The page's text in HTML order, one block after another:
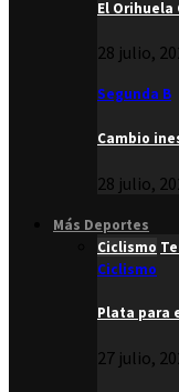
El Orihuela
28 julio,
Segunda B
Cambio
28 julio,
Más Deportes
Ciclismo
Ciclismo
Plata para
27 julio,